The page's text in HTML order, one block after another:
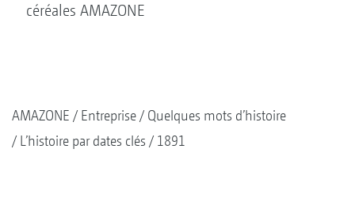
céréales AMAZONE
AMAZONE Entreprise
Quelques mots d’histoire
L’histoire par dates clés
1891